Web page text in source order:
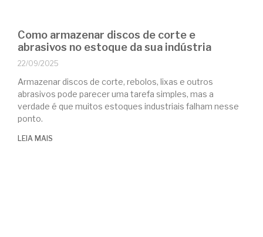
Como armazenar discos de corte e
abrasivos no estoque da sua indústria
22/09/2025
Armazenar discos de corte, rebolos, lixas e outros
abrasivos pode parecer uma tarefa simples, mas a
verdade é que muitos estoques industriais falham nesse
ponto.
LEIA MAIS